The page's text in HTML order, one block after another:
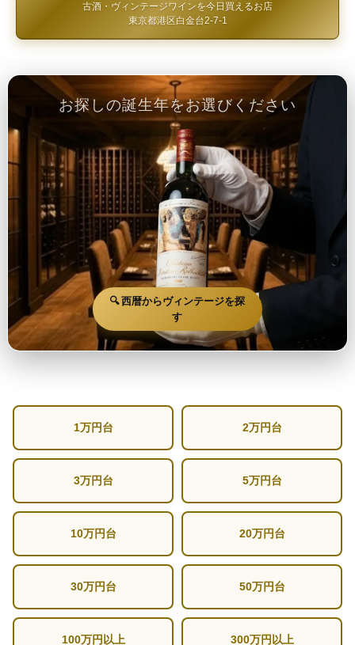
古酒・ヴィンテージワインを今日買えるお店
東京都港区白金台2-7-1
お探しの誕生年をお選びください
🔍 西暦からヴィンテージを探
す
1万円台 2万円台
3万円台 5万円台
10万円台 20万円台
30万円台 50万円台
100万円以上 300万円以上